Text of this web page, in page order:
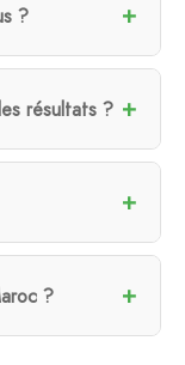
?
résultats ?
?